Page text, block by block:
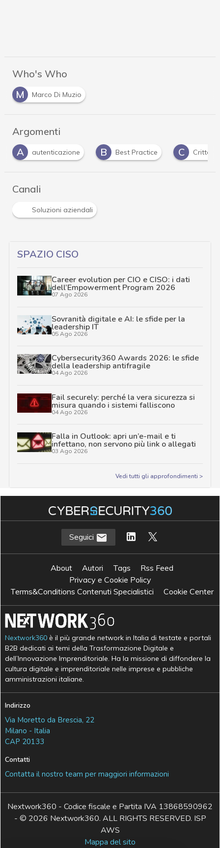
Who's Who
M
Marco Di Muzio
Argomenti
A
autenticazione B Best Practice C
Canali
Soluzioni aziendali
SPAZIO CISO
Career evolution per CIO e CISO: i dati
dell’Empowerment Program 2026
07 Ago 2026
Sovranità digitale e AI: le sfide per la
leadership IT
05 Ago 2026
Cybersecurity360 Awards 2026: le sfide
della leadership antifragile
04 Ago 2026
Fail securely: perché la vera sicurezza si
misura quando i sistemi falliscono
04 Ago 2026
Falla in Outlook: apri un’e-mail e ti
infettano, non servono più link o allegati
03 Ago 2026
Vedi tutti gli approfondimenti >
Seguici
About Autori Tags
Rss Feed
Privacy e Cookie Policy
Terms&Conditions Contenuti Specialistici
Cookie Center
Nextwork360 è il più grande network in Italia di testate e portali
B2B dedicati ai temi della Trasformazione Digitale e
dell’Innovazione Imprenditoriale. Ha la missione di diffondere la
cultura digitale e imprenditoriale nelle imprese e pubbliche
amministrazioni italiane.
Indirizzo
Via Moretto da Brescia, 22
Milano - Italia
CAP 20133
Contatti
Contatta il nostro team per maggiori informazioni
Nextwork360 - Codice fiscale e Partita IVA 13868590962
- © 2026 Nextwork360. ALL RIGHTS RESERVED. ISP
AWS
Mappa del sito